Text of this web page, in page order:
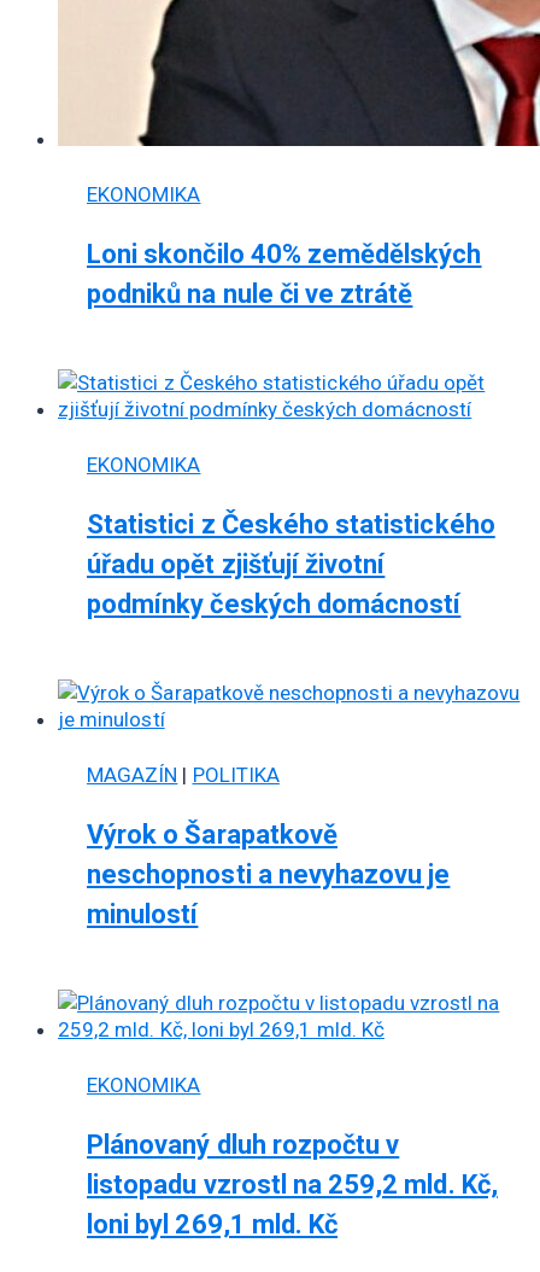
EKONOMIKA
Loni skončilo 40% zemědělských
podniků na nule či ve ztrátě
EKONOMIKA
Statistici z Českého statistického
úřadu opět zjišťují životní
podmínky českých domácností
MAGAZÍN | POLITIKA
Výrok o Šarapatkově
neschopnosti a nevyhazovu je
minulostí
EKONOMIKA
Plánovaný dluh rozpočtu v
listopadu vzrostl na 259,2 mld. Kč,
loni byl 269,1 mld. Kč